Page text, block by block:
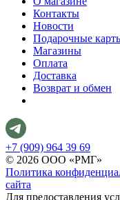
Контакты
Новости
Подарочные
Магазины
Оплата
Доставка
Возврат и обмен
+7 (909) 964 39 69
© 2026 ООО «РМГ»
Политика
сайта
Для предоставления